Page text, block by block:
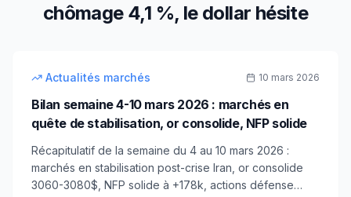
chômage 4,1 %, le dollar hésite
Actualités marchés 10 mars 2026
Bilan semaine 4-10 mars 2026 : marchés en
quête de stabilisation, or consolide, NFP solide
Récapitulatif de la semaine du 4 au 10 mars 2026 :
marchés en stabilisation post-crise Iran, or consolide
3060-3080$, NFP solide à +178k, actions défense